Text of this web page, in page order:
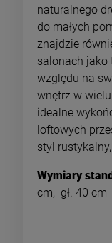
naturalnego
do małych
znajdzie
salonach jako
względu na
wnętrz w
idealne
loftowych
styl
Wymiary
cm, gł. 40 cm